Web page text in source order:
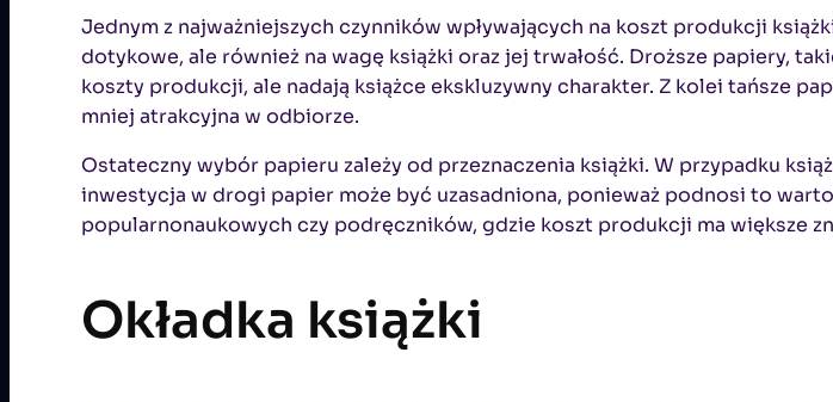
Jednym z najważniejszych czynników wpływających na koszt produkcji
dotykowe, ale również na wagę książki oraz jej trwałość. Droższe papiery,
koszty produkcji, ale nadają książce ekskluzywny charakter. Z kolei tańsze
mniej atrakcyjna w odbiorze.
Ostateczny wybór papieru zależy od przeznaczenia książki. W przypadku
inwestycja w drogi papier może być uzasadniona, ponieważ podnosi to
popularnonaukowych czy podręczników, gdzie koszt produkcji ma większe
Okładka książki